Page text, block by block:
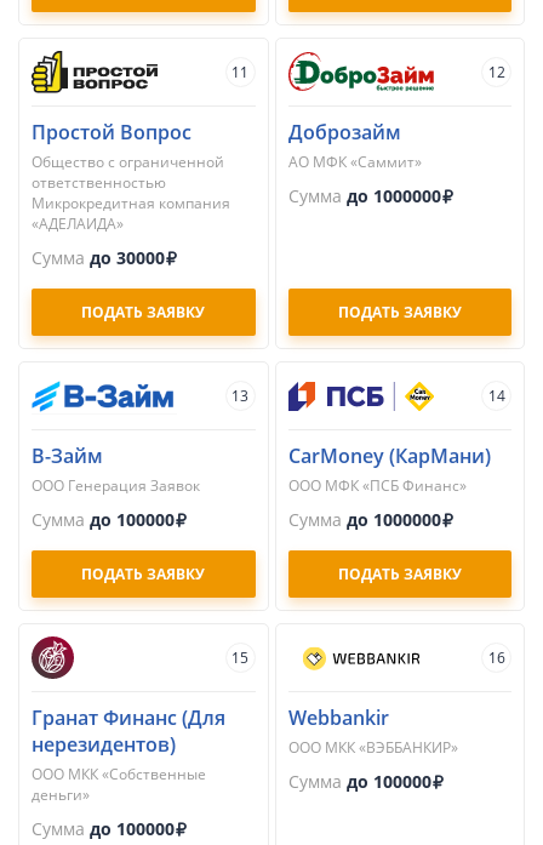
11
Простой Вопрос
Общество с ограниченной
ответственностью
Микрокредитная компания
«АДЕЛАИДА»
Сумма до 30000
ПОДАТЬ ЗАЯВКУ
12
Доброзайм
АО МФК «Саммит»
Сумма до 1000000
ПОДАТЬ ЗАЯВКУ
13
В-Займ
ООО Генерация Заявок
Сумма до 100000
ПОДАТЬ ЗАЯВКУ
14
CarMoney (КарМани)
ООО МФК «ПСБ Финанс»
Сумма до 1000000
ПОДАТЬ ЗАЯВКУ
15
Гранат Финанс (Для
нерезидентов)
ООО МКК «Собственные
деньги»
Сумма до 100000
16
Webbankir
ООО МКК «ВЭББАНКИР»
Сумма до 100000